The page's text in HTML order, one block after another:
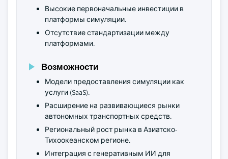
Высокие первоначальные инвестиции в
платформы симуляции.
Отсутствие стандартизации между
платформами.
Возможности
Модели предоставления симуляции как
услуги (SaaS).
Расширение на развивающиеся рынки
автономных транспортных средств.
Региональный рост рынка в Азиатско-
Тихоокеанском регионе.
Интеграция с генеративным ИИ для